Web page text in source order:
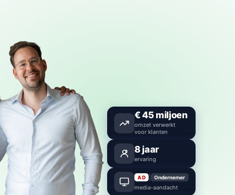
€45 miljoen
omzet verwerkt
voor klanten
8jaar
ervaring
AD | Ondernemer
media-aandacht